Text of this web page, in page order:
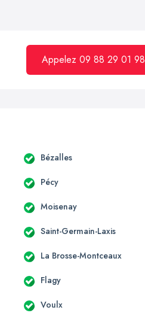
Appelez 09 88 29 01 98
Bézalles
Pécy
Moisenay
Saint-Germain-Laxis
La Brosse-Montceaux
Flagy
Voulx